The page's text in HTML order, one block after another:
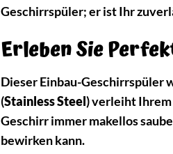
Geschirrspüler; er ist Ihr
Erleben Sie
Dieser Einbau-Geschirrspüler
(Stainless Steel ) verleiht
Geschirr immer makellos
bewirken kann.